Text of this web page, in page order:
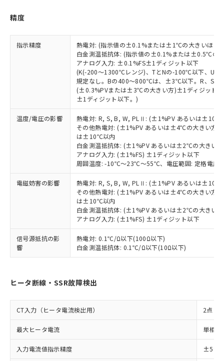
精度
指示精度
熱電対: (指示値の±0.1%または±1℃の大きいほう
白金測温抵抗体: (指示値の±0.1%または±0.5℃の
アナログ入力: ±0.1%FS±1ディジット以下
(K(-200～1300℃レンジ)、TとNの-100℃以下、U
規定なし。Bの400～800℃は、±3℃以下。R、S
(±0.3%PVまたは±3℃の大きい方)±1ディジット
±1ディジット以下。)
温度/電圧の影響
熱電対: R, S, B, W, PLⅡ: (±1%PV あるいは±10℃
その他熱電対: (±1%PV あるいは±4℃の大きい方
は±10℃以内
白金測温抵抗体: (±1%PV あるいは±2℃の大きい
アナログ入力: (±1%FS) ±1ディジット以下
周囲温度: -10℃～23℃～55℃、電圧範囲: 定格電圧
電磁妨害の影響
熱電対: R, S, B, W, PLⅡ: (±1%PV あるいは±10℃
その他熱電対: (±1%PV あるいは±4℃の大きい方
は±10℃以内
白金測温抵抗体: (±1%PV あるいは±2℃の大きい
アナログ入力: (±1%FS) ±1ディジット以下
信号源抵抗の影
響
熱電対: 0.1℃/Ω以下(100Ω以下)
白金測温抵抗体: 0.1℃/Ω以下(10Ω以下)
ヒータ断線・SSR故障検出
CT入力（ヒータ電流検出用） 2点
最大ヒータ電流 単相ま
入力電流値指示精度
引・商談に必要な範囲で利用すること
をご了承ください。
※当社の共同利用者とは、"個人情報
の共同利用に関して"
の「1.共同利
用者の範囲」に記載されている法人を
指します。
とができます。
EU RoHS指令（10物質）の非含有証明書
51物質の非含有証明書（当社基準）
※本証明書は発行日時点で非含有を証明す
るもので、過去に遡って非含有を証明する
ものではありません。
また、RoHS指令のフタル酸エステル類４
物質の対応では、対応完了までの期間は出
荷製品に未対応品が混在することから備考
欄に対応日を記載しておりました。
既に当社にて対応品への在庫切替を完了
していることから、特段のことがない限
り、2022年1月12日より割愛しておりま
す。